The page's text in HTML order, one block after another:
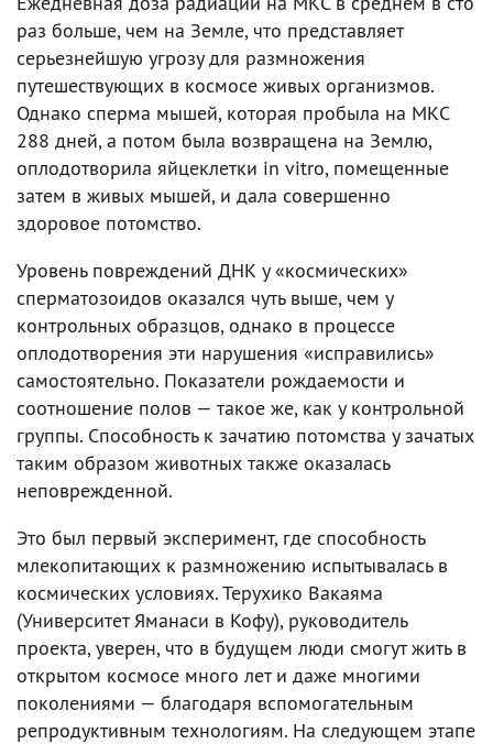
раз больше, чем на Земле, что представляет
серьезнейшую угрозу для размножения
путешествующих в космосе живых организмов.
Однако сперма мышей, которая пробыла на МКС
288 дней, а потом была возвращена на Землю,
оплодотворила яйцеклетки in vitro, помещенные
затем в живых мышей, и дала совершенно
здоровое потомство.
Уровень повреждений ДНК у «космических»
сперматозоидов оказался чуть выше, чем у
контрольных образцов, однако в процессе
оплодотворения эти нарушения «исправились»
самостоятельно. Показатели рождаемости и
соотношение полов — такое же, как у контрольной
группы. Способность к зачатию потомства у зачатых
таким образом животных также оказалась
неповрежденной.
Это был первый эксперимент, где способность
млекопитающих к размножению испытывалась в
космических условиях. Терухико Вакаяма
(Университет Яманаси в Кофу), руководитель
проекта, уверен, что в будущем люди смогут жить в
открытом космосе много лет и даже многими
поколениями — благодаря вспомогательным
репродуктивным технологиям. На следующем этапе